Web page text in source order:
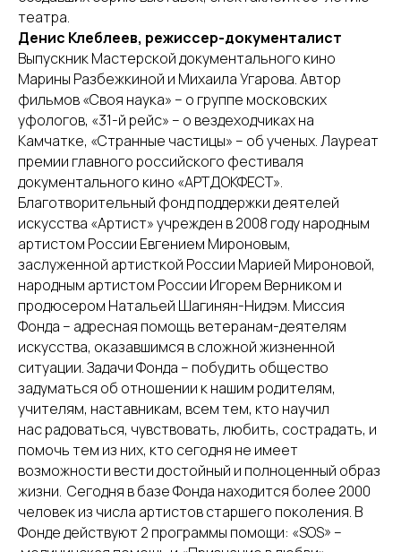
театра.
Денис Клеблеев, режиссер-документалист
Выпускник Мастерской документального кино
Марины Разбежкиной и Михаила Угарова. Автор
фильмов «Своя наука» – о группе московских
уфологов, «31-й рейс» – о вездеходчиках на
Камчатке, «Странные частицы» – об ученых. Лауреат
премии главного российского фестиваля
документального кино «АРТДОКФЕСТ».
Благотворительный фонд поддержки деятелей
искусства «Артист» учрежден в 2008 году народным
артистом России Евгением Мироновым,
заслуженной артисткой России Марией Мироновой,
народным артистом России Игорем Верником и
продюсером Натальей Шагинян-Нидэм. Миссия
Фонда – адресная помощь ветеранам-деятелям
искусства, оказавшимся в сложной жизненной
ситуации. Задачи Фонда – побудить общество
задуматься об отношении к нашим родителям,
учителям, наставникам, всем тем, кто научил
нас радоваться, чувствовать, любить, сострадать, и
помочь тем из них, кто сегодня не имеет
возможности вести достойный и полноценный образ
жизни. Сегодня в базе Фонда находится более 2000
человек из числа артистов старшего поколения. В
Фонде действуют 2 программы помощи: «SOS» –